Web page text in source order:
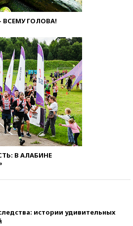
ВСЕМУ ГОЛОВА!
В АЛАБИНЕ
истории удивительных